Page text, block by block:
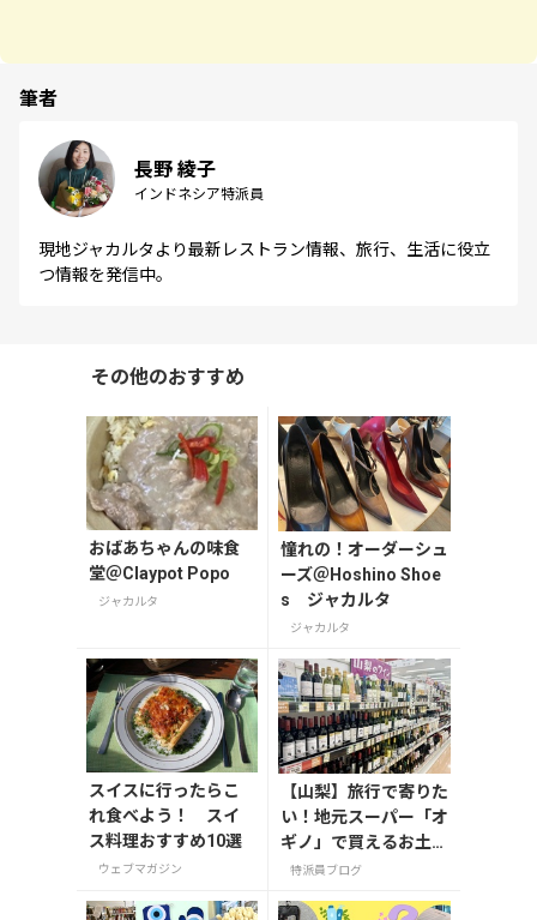
筆者
長野 綾子
インドネシア特派員
現地ジャカルタより最新レストラン情報、旅行、生活に役立
つ情報を発信中。
その他のおすすめ
おばあちゃんの味食
堂＠Claypot Popo
ジャカルタ
憧れの！オーダーシュ
ーズ＠Hoshino Shoe
s ジャカルタ
ジャカルタ
スイスに行ったらこ
れ食べよう！ スイ
ス料理おすすめ10選
ウェブマガジン
【山梨】旅行で寄りた
い！地元スーパー「オ
ギノ」で買えるお土産
4選
特派員ブログ